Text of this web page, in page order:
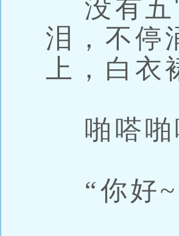
没有五
泪，不停
上，白
啪嗒啪
“你好